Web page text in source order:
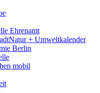
Ehrenamt
+ Umweltkalender
Berlin
mobil